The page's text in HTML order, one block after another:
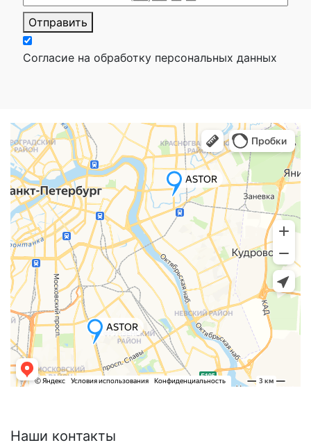
Отправить
Согласие на обработку персональных данных
Наши контакты